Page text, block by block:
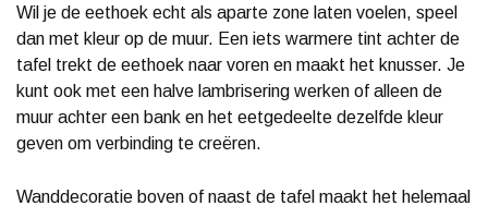
Wil je de eethoek echt als aparte zone laten voelen, speel
dan met kleur op de muur. Een iets warmere tint achter de
tafel trekt de eethoek naar voren en maakt het knusser. Je
kunt ook met een halve lambrisering werken of alleen de
muur achter een bank en het eetgedeelte dezelfde kleur
geven om verbinding te creëren.
Wanddecoratie boven of naast de tafel maakt het helemaal